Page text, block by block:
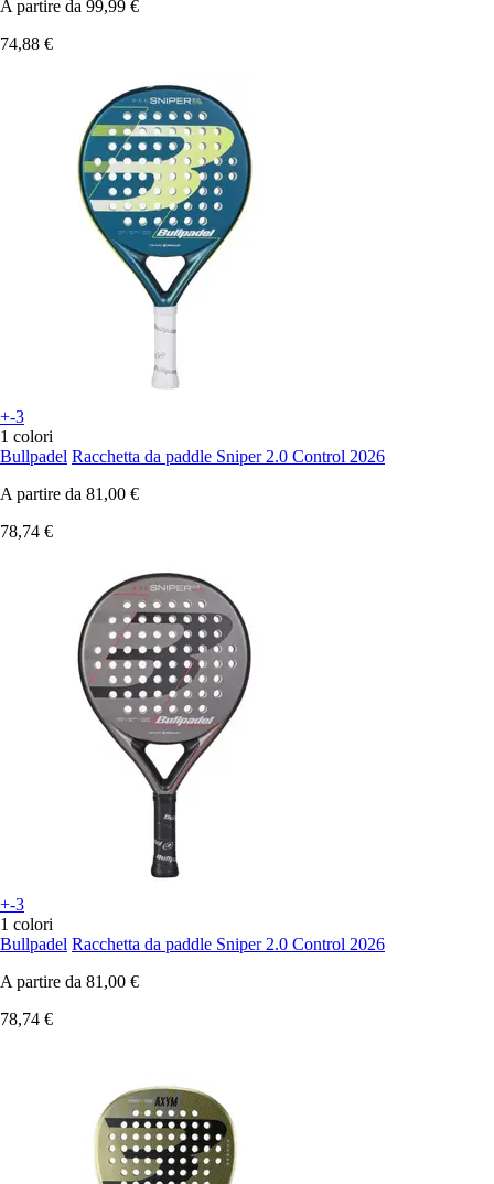
A partire da 99,99 €
74,88 €
+-3
1 colori
Bullpadel Racchetta da paddle Sniper 2.0 Control 2026
A partire da 81,00 €
78,74 €
+-3
1 colori
Bullpadel Racchetta da paddle Sniper 2.0 Control 2026
A partire da 81,00 €
78,74 €